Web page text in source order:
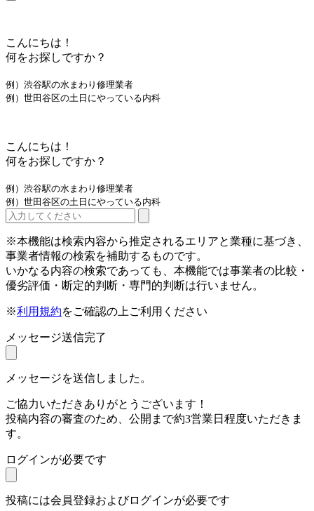
こんにちは！
何をお探しですか？
例）渋谷駅の水まわり修理業者
例）世田谷区の土日にやっている内科
こんにちは！
何をお探しですか？
例）渋谷駅の水まわり修理業者
例）世田谷区の土日にやっている内科
※本機能は検索内容から推定されるエリアと業種に基づき、
事業者情報の検索を補助するものです。
いかなる内容の検索であっても、本機能では事業者の比較・
優劣評価・断定的判断・専門的判断は行いません。
※利用規約をご確認の上ご利用ください
メッセージ送信完了
メッセージを送信しました。
ご協力いただきありがとうございます！
投稿内容の審査のため、公開まで約3営業日程度いただきま
す。
ログインが必要です
投稿には会員登録およびログインが必要です